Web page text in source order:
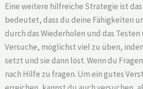
Eine weitere hilfreiche Strategie ist das
bedeutet, dass du deine Fähigkeiten
durch das Wiederholen und das Testen
Versuche, möglichst viel zu üben,
setzt und sie dann löst. Wenn du
nach Hilfe zu fragen. Um ein gutes